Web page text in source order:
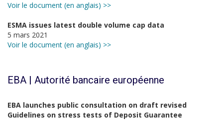
Voir le document (en anglais) >>
ESMA issues latest double volume cap data
5 mars 2021
Voir le document (en anglais) >>
EBA | Autorité bancaire européenne
EBA launches public consultation on draft revised
Guidelines on stress tests of Deposit Guarantee